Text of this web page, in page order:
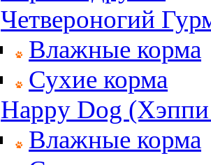
Четвероногий
Влажные корма
Сухие корма
Happy Dog
Влажные корма